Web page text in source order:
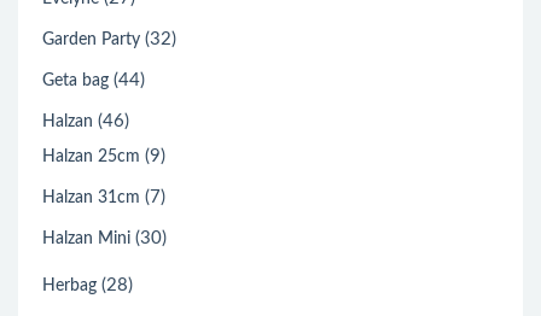
Garden Party (32)
Geta bag (44)
Halzan (46)
Halzan 25cm (9)
Halzan 31cm (7)
Halzan Mini (30)
Herbag (28)